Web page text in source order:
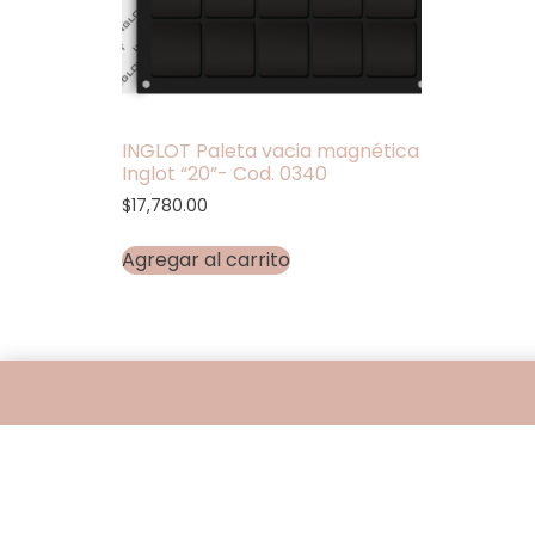
INGLOT Paleta vacia magnética
Inglot “20”- Cod. 0340
$17,780.00
Agregar al carrito